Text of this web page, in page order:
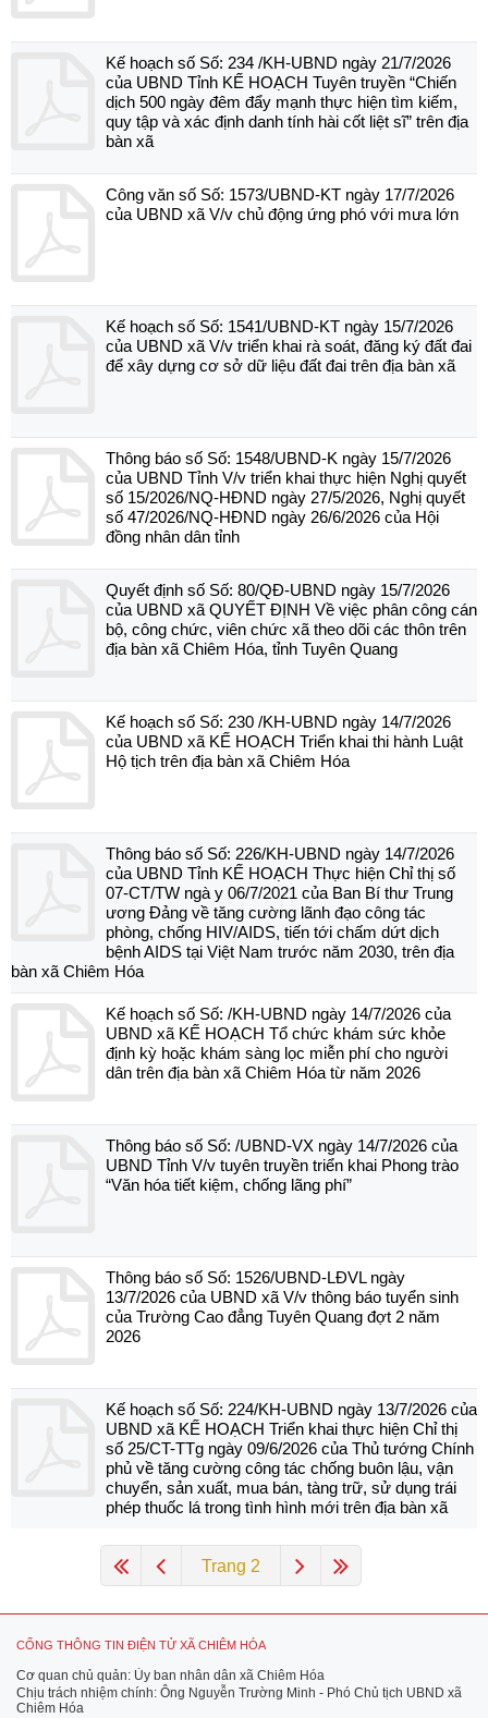
Kế hoạch số Số: 234 /KH-UBND ngày 21/7/2026
của UBND Tỉnh KẾ HOẠCH Tuyên truyền “Chiến
dịch 500 ngày đêm đẩy mạnh thực hiện tìm kiếm,
quy tập và xác định danh tính hài cốt liệt sĩ” trên địa
bàn xã
Công văn số Số: 1573/UBND-KT ngày 17/7/2026
của UBND xã V/v chủ động ứng phó với mưa lớn
Kế hoạch số Số: 1541/UBND-KT ngày 15/7/2026
của UBND xã V/v triển khai rà soát, đăng ký đất đai
để xây dựng cơ sở dữ liệu đất đai trên địa bàn xã
Thông báo số Số: 1548/UBND-K ngày 15/7/2026
của UBND Tỉnh V/v triển khai thực hiện Nghị quyết
số 15/2026/NQ-HĐND ngày 27/5/2026, Nghị quyết
số 47/2026/NQ-HĐND ngày 26/6/2026 của Hội
đồng nhân dân tỉnh
Quyết định số Số: 80/QĐ-UBND ngày 15/7/2026
của UBND xã QUYẾT ĐỊNH Về việc phân công cán
bộ, công chức, viên chức xã theo dõi các thôn trên
địa bàn xã Chiêm Hóa, tỉnh Tuyên Quang
Kế hoạch số Số: 230 /KH-UBND ngày 14/7/2026
của UBND xã KẾ HOẠCH Triển khai thi hành Luật
Hộ tịch trên địa bàn xã Chiêm Hóa
Thông báo số Số: 226/KH-UBND ngày 14/7/2026
của UBND Tỉnh KẾ HOẠCH Thực hiện Chỉ thị số
07-CT/TW ngà y 06/7/2021 của Ban Bí thư Trung
ương Đảng về tăng cường lãnh đạo công tác
phòng, chống HIV/AIDS, tiến tới chấm dứt dịch
bệnh AIDS tại Việt Nam trước năm 2030, trên địa
bàn xã Chiêm Hóa
Kế hoạch số Số: /KH-UBND ngày 14/7/2026 của
UBND xã KẾ HOẠCH Tổ chức khám sức khỏe
định kỳ hoặc khám sàng lọc miễn phí cho người
dân trên địa bàn xã Chiêm Hóa từ năm 2026
Thông báo số Số: /UBND-VX ngày 14/7/2026 của
UBND Tỉnh V/v tuyên truyền triển khai Phong trào
“Văn hóa tiết kiệm, chống lãng phí”
Thông báo số Số: 1526/UBND-LĐVL ngày
13/7/2026 của UBND xã V/v thông báo tuyển sinh
của Trường Cao đẳng Tuyên Quang đợt 2 năm
2026
Kế hoạch số Số: 224/KH-UBND ngày 13/7/2026 của
UBND xã KẾ HOẠCH Triển khai thực hiện Chỉ thị
số 25/CT-TTg ngày 09/6/2026 của Thủ tướng Chính
phủ về tăng cường công tác chống buôn lậu, vận
chuyển, sản xuất, mua bán, tàng trữ, sử dụng trái
phép thuốc lá trong tình hình mới trên địa bàn xã
Trang 2
CỔNG THÔNG TIN ĐIỆN TỬ XÃ CHIÊM HÓA
Cơ quan chủ quản: Ủy ban nhân dân xã Chiêm Hóa
Chịu trách nhiệm chính: Ông Nguyễn Trường Minh - Phó Chủ tịch UBND xã
Chiêm Hóa